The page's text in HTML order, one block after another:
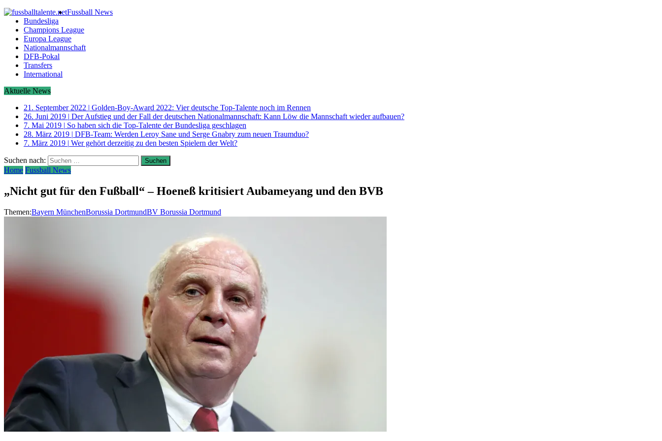
Fussball News
Bundesliga
Champions League
Europa League
Nationalmannschaft
DFB-Pokal
Transfers
International
Aktuelle News
21. September 2022 | Golden-Boy-Award 2022: Vier deutsche Top-Talente noch im Rennen
26. Juni 2019 | Der Aufstieg und der Fall der deutschen Nationalmannschaft: Kann Löw die Mannschaft wieder aufbauen?
7. Mai 2019 | So haben sich die Top-Talente der Bundesliga geschlagen
28. März 2019 | DFB-Team: Werden Leroy Sane und Serge Gnabry zum neuen Traumduo?
7. März 2019 | Wer gehört derzeitig zu den besten Spielern der Welt?
Suchen nach:
Home Fussball News
„Nicht gut für den Fußball“ – Hoeneß kritisiert Aubameyang und den BVB
Themen:Bayern MünchenBorussia DortmundBV Borussia Dortmund